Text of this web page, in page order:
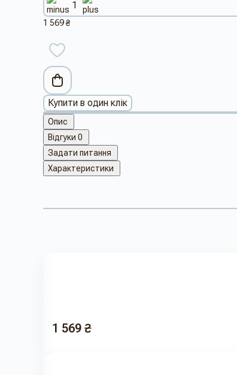
1 569 ₴
Купити в один клік
Опис
Відгуки 0
Задати питання
Характеристики
1 569 ₴